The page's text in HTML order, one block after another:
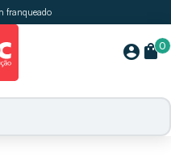
franqueado
account_circle 0
shopping_bag